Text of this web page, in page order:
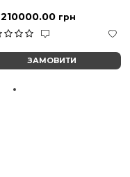
210000.00 грн
ЗАМОВИТИ